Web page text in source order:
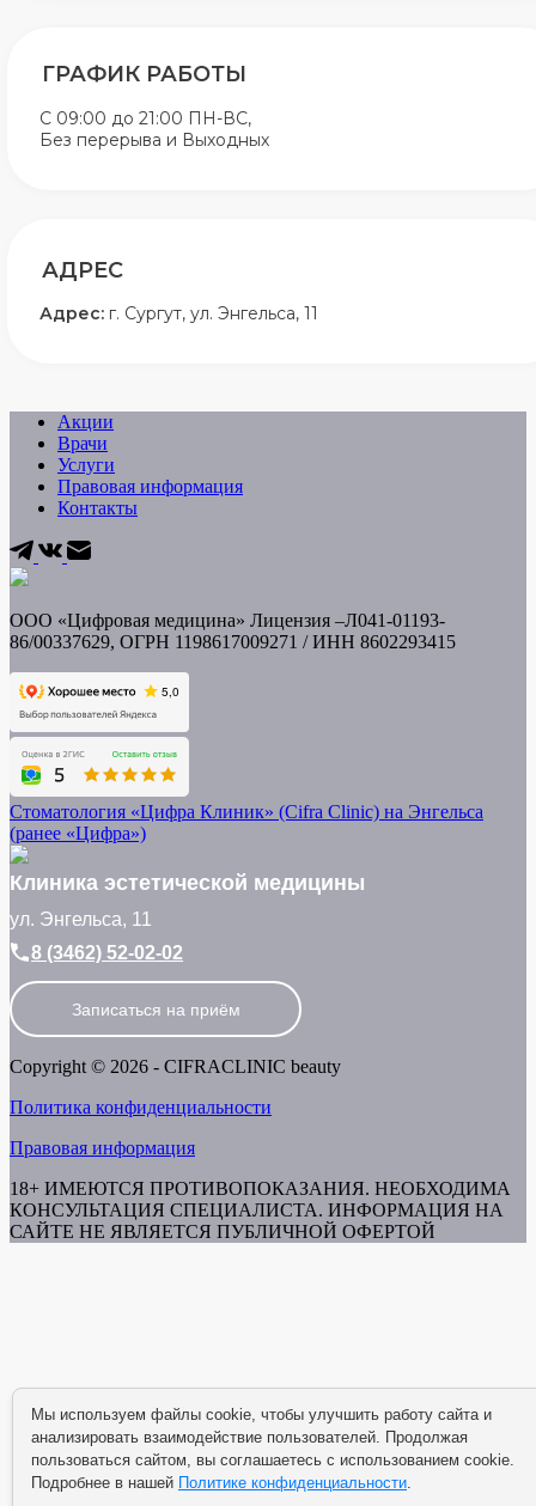
ГРАФИК РАБОТЫ
C 09:00 до 21:00 ПН-ВС,
Без перерыва и Выходных
АДРЕС
Адрес: г. Сургут, ул. Энгельса, 11
Акции
Врачи
Услуги
Правовая информация
Контакты
ООО «Цифровая медицина» Лицензия –Л041-01193-
86/00337629, ОГРН 1198617009271 / ИНН 8602293415
Стоматология «Цифра Клиник» (Cifra Clinic) на Энгельса
(ранее «Цифра»)
Клиника эстетической медицины
ул. Энгельса, 11
8 (3462) 52-02-02
Записаться на приём
Copyright © 2026 - CIFRACLINIC beauty
Политика конфиденциальности
Правовая информация
18+ ИМЕЮТСЯ ПРОТИВОПОКАЗАНИЯ. НЕОБХОДИМА
КОНСУЛЬТАЦИЯ СПЕЦИАЛИСТА. ИНФОРМАЦИЯ НА
САЙТЕ НЕ ЯВЛЯЕТСЯ ПУБЛИЧНОЙ ОФЕРТОЙ
Мы используем файлы cookie, чтобы улучшить работу сайта и
анализировать взаимодействие пользователей. Продолжая
пользоваться сайтом, вы соглашаетесь с использованием cookie.
Подробнее в нашей Политике конфиденциальности.